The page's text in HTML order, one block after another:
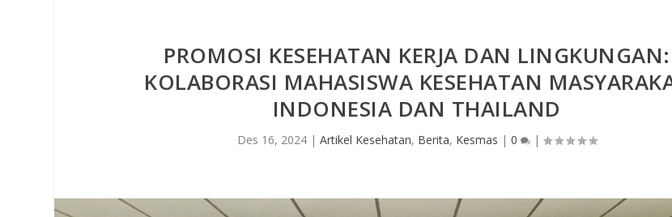
PROMOSI KESEHATAN KERJA DAN LINGKUNGAN:
KOLABORASI MAHASISWA KESEHATAN
INDONESIA DAN THAILAND
Des 16, 2024| Artikel Kesehatan, Berita, Kesmas | 0 |